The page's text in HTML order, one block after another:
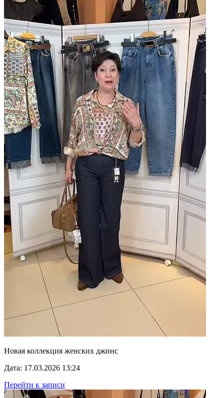
Новая коллекция женских джинс
Дата: 17.03.2026 13:24
Перейти к записи